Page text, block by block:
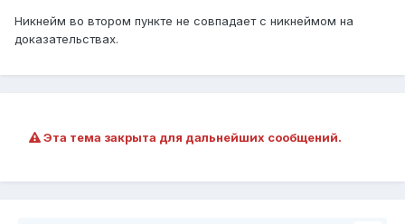
Никнейм во втором пункте не совпадает с никнеймом на
доказательствах.
Эта тема закрыта для дальнейших сообщений.